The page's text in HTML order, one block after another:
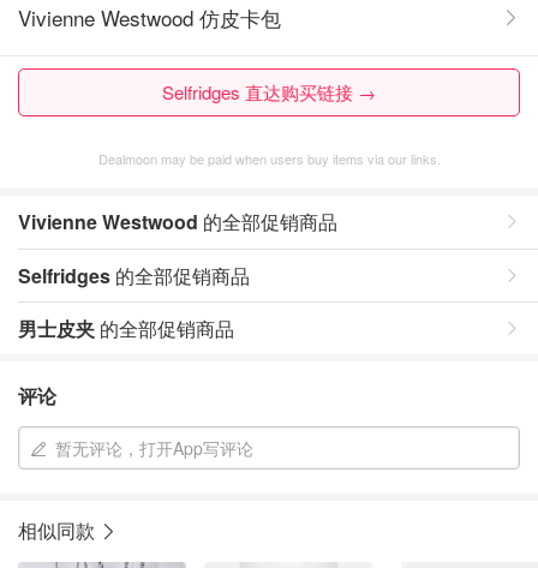
Vivienne Westwood 仿皮卡包
Selfridges 直达购买链接 →
Dealmoon may be paid when users buy items via our links.
Vivienne Westwood 的全部促销商品
Selfridges 的全部促销商品
男士皮夹 的全部促销商品
评论
暂无评论，打开App写评论
相似同款